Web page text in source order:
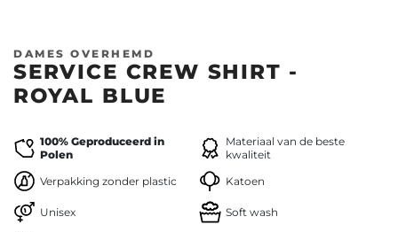
DAMES OVERHEMD
SERVICE CREW SHIRT -
ROYAL BLUE
100% Geproduceerd in
Polen
Materiaal van de beste
kwaliteit
Verpakking zonder plastic
Katoen
Unisex Soft wash